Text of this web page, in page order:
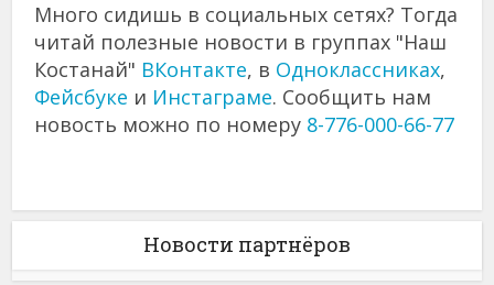
Много сидишь в социальных сетях? Тогда
читай полезные новости в группах "Наш
Костанай" ВКонтакте, в Одноклассниках,
Фейсбуке и Инстаграме. Сообщить нам
новость можно по номеру 8-776-000-66-77
Новости партнёров